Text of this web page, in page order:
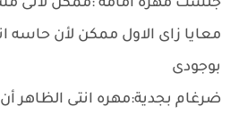
جلست مهره أمامه :ممكن لانى
معايا زاى الاول ممكن لأن
بوجودى
ضرغام بجدية:مهره انتى الظاهر أن